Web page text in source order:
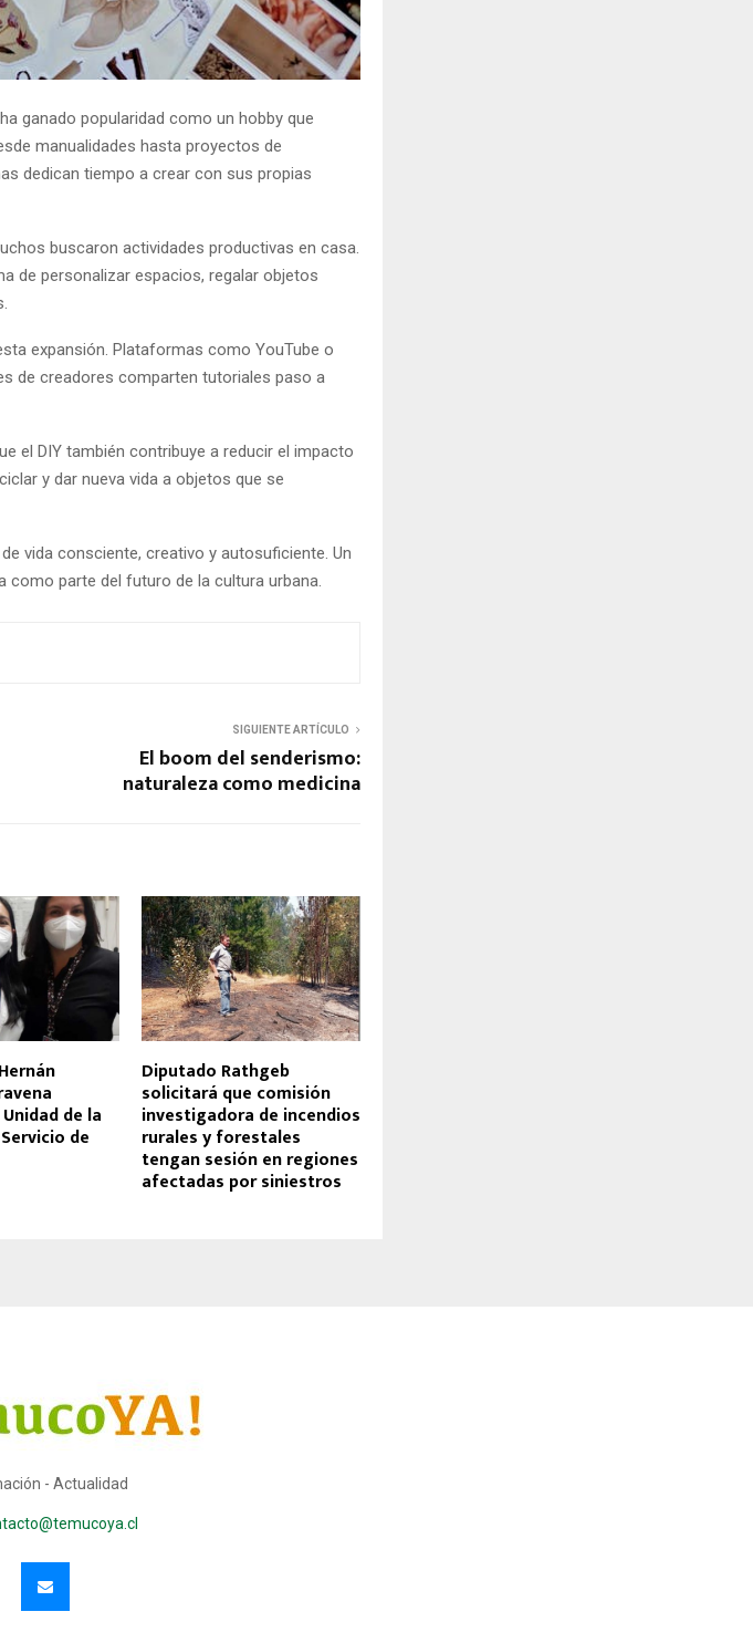
ganado popularidad como un hobby que
manualidades hasta proyectos de
dedican tiempo a crear con sus propias
buscaron actividades productivas en casa.
de personalizar espacios, regalar objetos
expansión. Plataformas como YouTube o
de creadores comparten tutoriales paso a
el DIY también contribuye a reducir el impacto
y dar nueva vida a objetos que se
vida consciente, creativo y autosuficiente. Un
como parte del futuro de la cultura urbana.
SIGUIENTE ARTÍCULO
El boom del senderismo:
naturaleza como medicina
de la
de
Diputado Rathgeb
solicitará que comisión
investigadora de incendios
rurales y forestales
tengan sesión en regiones
afectadas por siniestros
- Actualidad